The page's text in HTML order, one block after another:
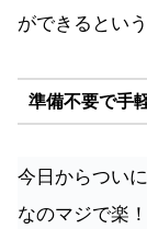
ができるとい
準備不要で手
今日からつい
なのマジで楽！